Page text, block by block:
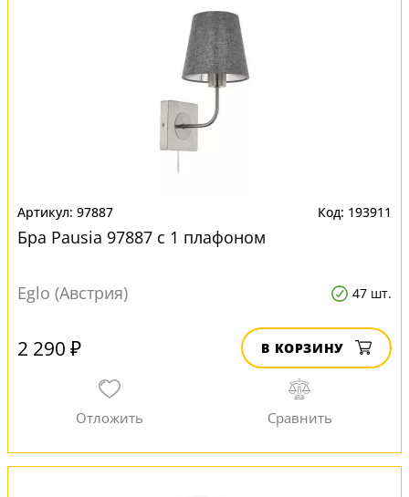
97887 193911
Бра Pausia 97887 с 1 плафоном
Eglo (Австрия) 47 шт.
2 290 ₽ В КОРЗИНУ